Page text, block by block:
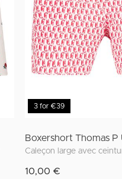
3 for €39
Boxershort Thomas P
10,00 €